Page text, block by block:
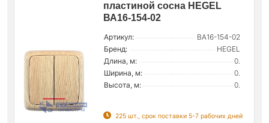
пластиной сосна HEGEL
ВА16-154-02
Артикул:
ВА16-154-02
Бренд:
HEGEL
Длина, м:
0.
Ширина, м:
0.
Высота, м:
0.
225 шт., срок поставки 5-7 рабочих дней